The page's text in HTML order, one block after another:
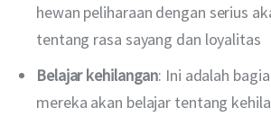
hewan peliharaan dengan serius
tentang rasa sayang dan loyalitas
Belajar kehilangan: Ini adalah
mereka akan belajar tentang